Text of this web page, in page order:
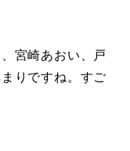
宮崎あおい、戸
りですね。すご